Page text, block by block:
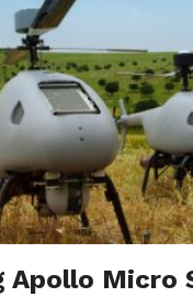
Apollo Micro